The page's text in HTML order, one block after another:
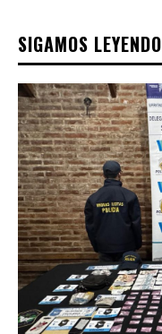
SIGAMOS LEYENDO